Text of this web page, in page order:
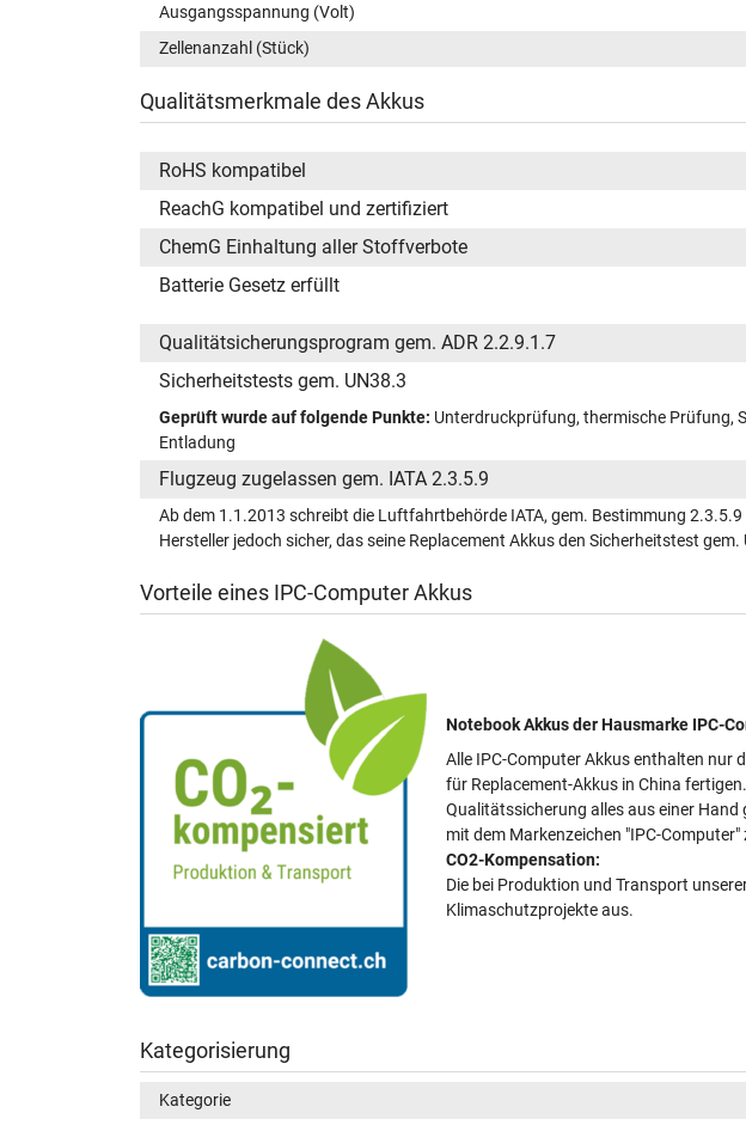
Ausgangsspannung (Volt)
Zellenanzahl (Stück)
Qualitätsmerkmale des Akkus
RoHS kompatibel
ReachG kompatibel und zertifiziert
ChemG Einhaltung aller Stoffverbote
Batterie Gesetz erfüllt
Qualitätsicherungsprogram gem. ADR 2.2.9.1.7
Sicherheitstests gem. UN38.3
Geprüft wurde auf folgende Punkte: Unterdruckprüfung, thermische Prüfung,
Entladung
Flugzeug zugelassen gem. IATA 2.3.5.9
Ab dem 1.1.2013 schreibt die Luftfahrtbehörde IATA, gem. Bestimmung
Hersteller jedoch sicher, das seine Replacement Akkus den Sicherheitstest
Vorteile eines IPC-Computer Akkus
Notebook Akkus der Hausmarke IPC-
Alle IPC-Computer Akkus enthalten nur
für Replacement-Akkus in China
Qualitätssicherung alles aus einer Hand
mit dem Markenzeichen "IPC-
CO2-Kompensation:
Die bei Produktion und Transport
Klimaschutzprojekte aus.
Kategorisierung
Kategorie